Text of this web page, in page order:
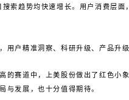
索趋势均快速增长。用户消费层
用户精准洞察、科研升级、产品升
的赛道中，上美股份做出了红色
与发展，也十分值得期待。